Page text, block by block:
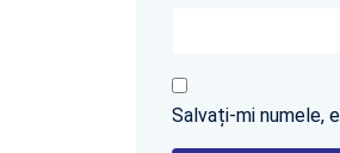
Salvați-mi numele,